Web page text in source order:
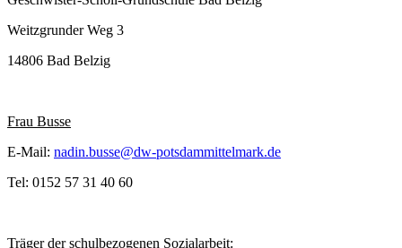
Weitzgrunder Weg 3
14806 Bad Belzig
Frau Busse
E-Mail: nadin.busse@dw-potsdammittelmark.de
Tel: 0152 57 31 40 60
Träger der schulbezogenen Sozialarbeit: